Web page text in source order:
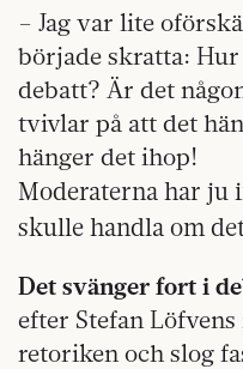
– Jag var lite
började skratta: Hur
debatt? Är det
tvivlar på att det
hänger det ihop!
Moderaterna har ju
skulle handla om
Det svänger fort i
efter Stefan
retoriken och slog